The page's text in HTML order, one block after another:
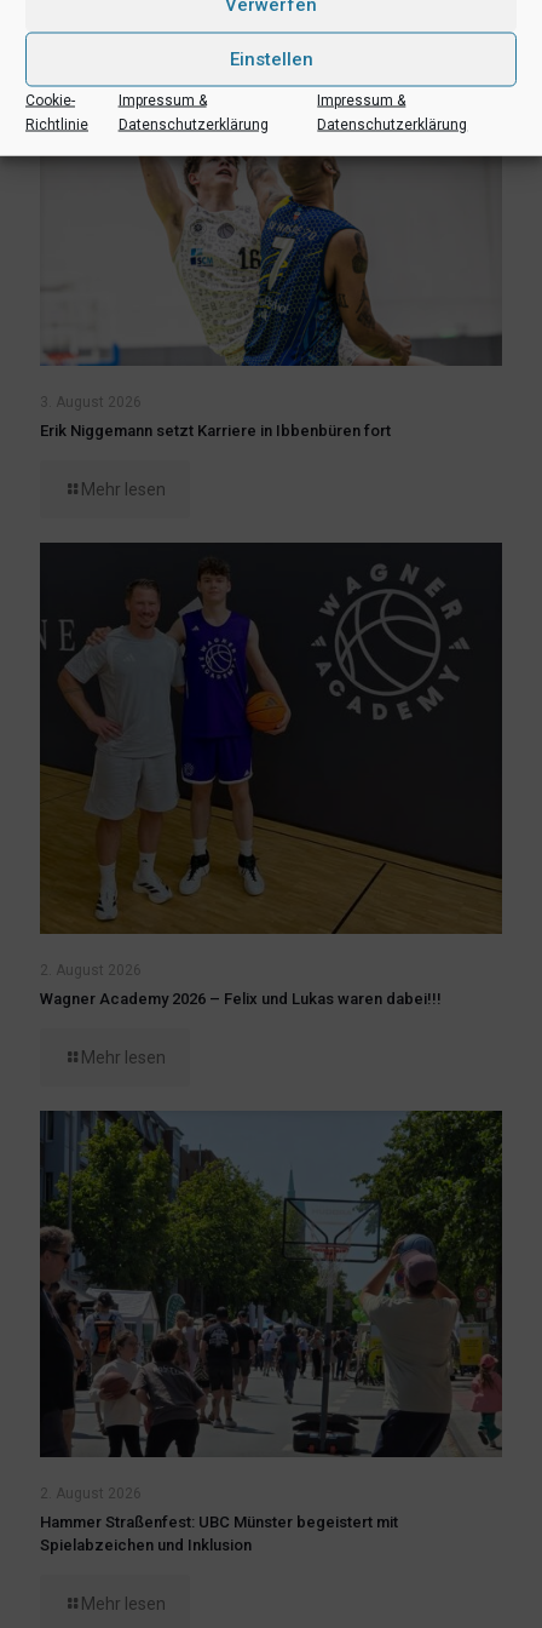
Einstellen
Cookie-
Richtlinie
Impressum &
Datenschutzerklärung
Impressum &
Datenschutzerklärung
3. August 2026
Erik Niggemann setzt Karriere in Ibbenbüren fort
Mehr lesen
2. August 2026
Wagner Academy 2026 – Felix und Lukas waren dabei!!!
Mehr lesen
2. August 2026
Hammer Straßenfest: UBC Münster begeistert mit
Spielabzeichen und Inklusion
Mehr lesen